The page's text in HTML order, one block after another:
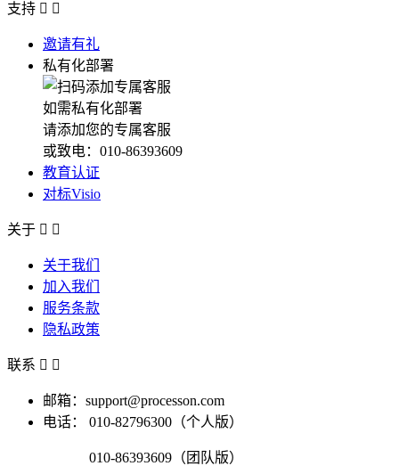
支持  
邀请有礼
私有化部署
如需私有化部署
请添加您的专属客服
或致电：010-86393609
教育认证
对标Visio
关于  
关于我们
加入我们
服务条款
隐私政策
联系  
邮箱：support@processon.com
电话：
010-82796300（个人版）
010-86393609（团队版）